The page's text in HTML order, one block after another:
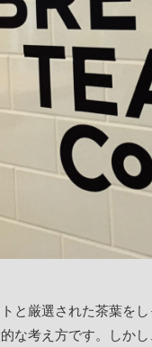
と厳選された茶葉を
な考え方です。しか